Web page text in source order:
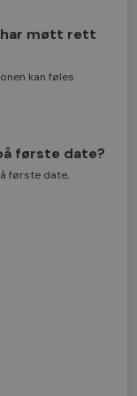
har møtt rett
kan føles
første date?
første date,